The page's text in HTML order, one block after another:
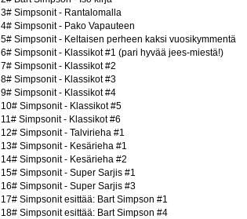
3# Simpsonit - Rantalomalla
4# Simpsonit - Pako Vapauteen
5# Simpsonit - Keltaisen perheen kaksi vuosikymmentä
6# Simpsonit - Klassikot #1 (pari hyvää jees-miestä!)
7# Simpsonit - Klassikot #2
8# Simpsonit - Klassikot #3
9# Simpsonit - Klassikot #4
10# Simpsonit - Klassikot #5
11# Simpsonit - Klassikot #6
12# Simpsonit - Talvirieha #1
13# Simpsonit - Kesärieha #1
14# Simpsonit - Kesärieha #2
15# Simpsonit - Super Sarjis #1
16# Simpsonit - Super Sarjis #3
17# Simpsonit esittää: Bart Simpson #1
18# Simpsonit esittää: Bart Simpson #4